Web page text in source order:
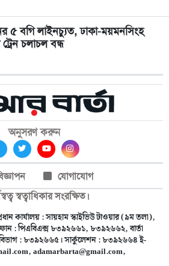
৫ বগি লাইনচ্যুত, ঢাকা-ময়মনসিংহ
চলাচল বন্ধ
অনুসরণ করুন
যোগাযোগ
স্বত্বাধিকার সংরক্ষিত।
কার্যালয় : সায়হাম স্কাইভিউ টাওয়ার (৯ম তলা),
: পিএবিএক্স ৮৩৯২৬৬১, ৮৩৯২৬৬২, বার্তা
: ৮৩৯২৬৬৫। সার্কুলেশন : ৮৩৯২৬৬৪ ই-
,adamarbarta@gmail.com,